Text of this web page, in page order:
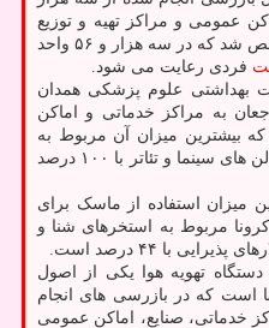
اماکن عمومی و مراکز تهیه و توزیع
مواد غذایی منتخب در استان مشخص شد که در سه هزار و ۵۶ واحد
فردی رعایت می شود.
بهداشتی علوم پزشکی همدان
مراجعان به مراکز خدماتی و اماکن
بیشترین میزان آن مربوط به
فرودگاه، دانشگاه، ورزشگاه و سالن های سینما و تئاتر با ۱۰۰ درصد
میزان استفاده از ماسک برای
مربوط به استخرهای شنا و
تهویه هوا یکی از اصول
است که در بازرسی های انجام
و ۸۵۹ واحد مراکز خدماتی، صنایع، اماکن عمومی